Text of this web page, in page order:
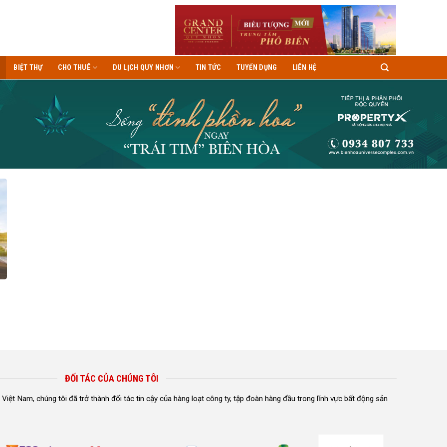
BIỆT THỰ CHO THUÊ DU LỊCH QUY NHƠN TIN TỨC TUYỂN DỤNG LIÊN HỆ
ĐỐI TÁC CỦA CHÚNG TÔI
Nam, chúng tôi đã trở thành đối tác tin cậy của hàng loạt công ty, tập đoàn hàng đầu trong lĩnh vực bất động sản